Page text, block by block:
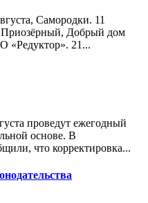
Самородки. 11
Приозёрный, Добрый дом
«Редуктор». 21...
проведут ежегодный
основе. В
что корректировка...